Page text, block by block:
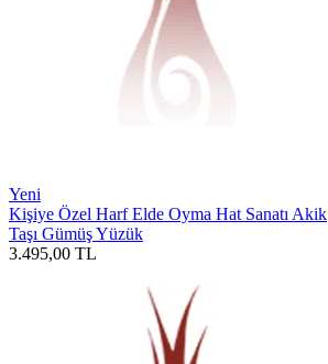
Yeni
Kişiye Özel Harf Elde Oyma Hat Sanatı Akik
Taşı Gümüş Yüzük
3.495,00 TL